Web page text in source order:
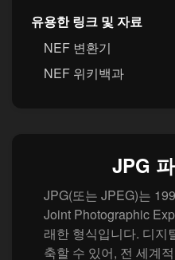
유용한 링크 및 자료
NEF 변환기
NEF 위키백과
JPG
JPG(또는 JPEG)는
Joint Photographic
래한 형식입니다. 디지
축할 수 있어, 전 세계